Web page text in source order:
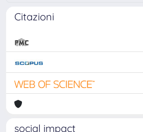
Citazioni
social impact